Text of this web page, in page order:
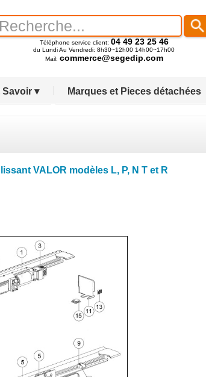
Téléphone service client: 04 49 23 25 46
du Lundi Au Vendredi: 8h30~12h00 14h00~17h00
Mail: commerce@segedip.com
Savoir ▾ Marques et Pieces détachées
VALOR modèles L, P, N T et R